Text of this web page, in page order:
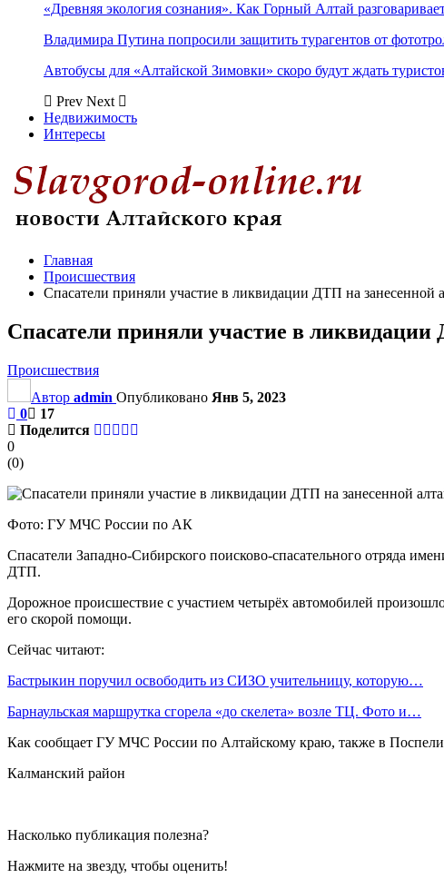
«Древняя экология сознания». Как Горный Алтай
Владимира Путина попросили защитить турагентов от
Автобусы для «Алтайской Зимовки» скоро будут ждать
Prev Next
Недвижимость
Интересы
Главная
Происшествия
Спасатели приняли участие в ликвидации ДТП на занесенной
Спасатели приняли участие в ликвидации
Происшествия
Автор admin Опубликовано Янв 5, 2023
0
17
Поделится
0
(0)
Фото: ГУ МЧС России по АК
Спасатели Западно-Сибирского поисково-спасательного отряда
ДТП.
Дорожное происшествие с участием четырёх автомобилей
его скорой помощи.
Сейчас читают:
Бастрыкин поручил освободить из СИЗО учительницу, которую…
Барнаульская маршрутка сгорела «до скелета» возле ТЦ. Фото и…
Как сообщает ГУ МЧС России по Алтайскому краю, также в
Калманский район
Насколько публикация полезна?
Нажмите на звезду, чтобы оценить!